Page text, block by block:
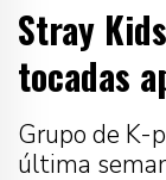
Stray
tocadas
Grupo de K-
última